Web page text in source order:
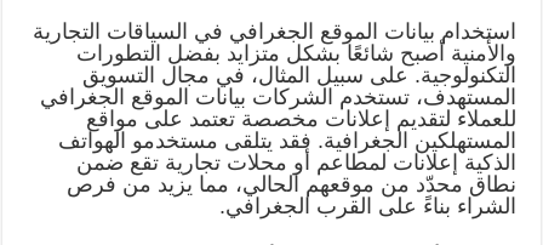
استخدام بيانات الموقع الجغرافي في السياقات التجارية
والأمنية أصبح شائعًا بشكل متزايد بفضل التطورات
التكنولوجية. على سبيل المثال، في مجال التسويق
المستهدف، تستخدم الشركات بيانات الموقع الجغرافي
للعملاء لتقديم إعلانات مخصصة تعتمد على مواقع
المستهلكين الجغرافية. فقد يتلقى مستخدمو الهواتف
الذكية إعلانات لمطاعم أو محلات تجارية تقع ضمن
نطاق محدّد من موقعهم الحالي، مما يزيد من فرص
الشراء بناءً على القرب الجغرافي.